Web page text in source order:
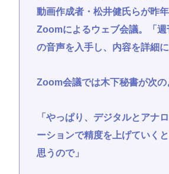
動画作成者・松井健氏らが昨
Zoomによるウェブ会議。「週
の音声を入手し、内容を詳細に
Zoom会議では木下秘書が次の
「やっぱり、デジタルとアナ
ーションで精度を上げていく
思うので」